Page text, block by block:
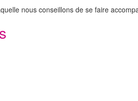
nous conseillons de se faire